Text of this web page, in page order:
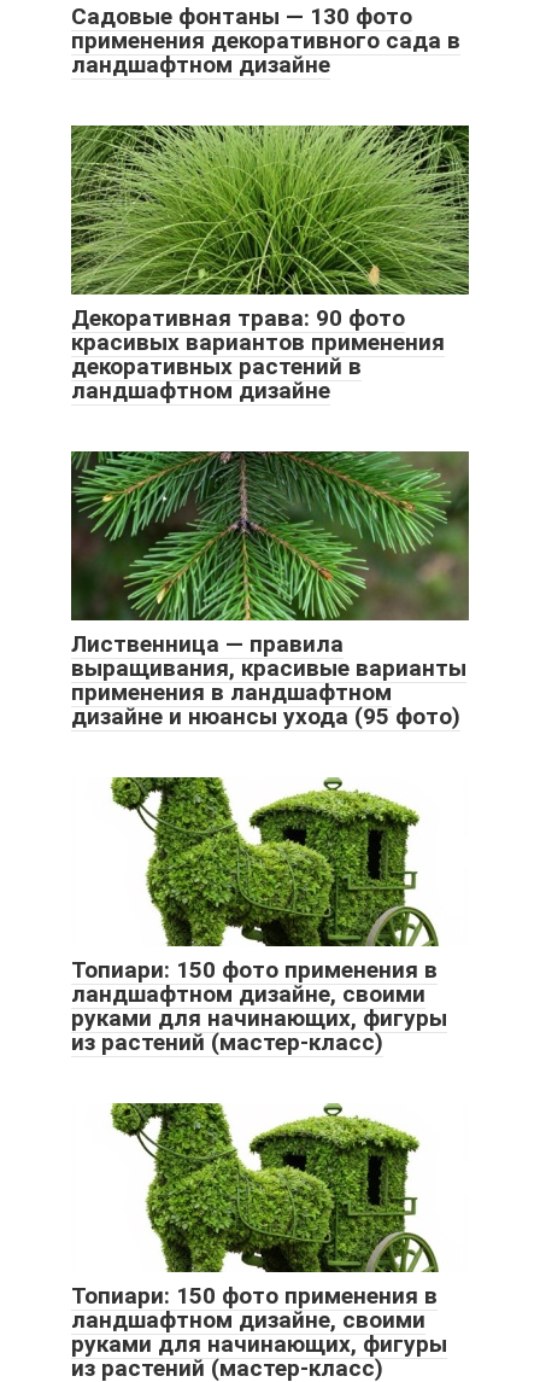
Садовые фонтаны — 130 фото
применения декоративного сада в
ландшафтном дизайне
Декоративная трава: 90 фото
красивых вариантов применения
декоративных растений в
ландшафтном дизайне
Лиственница — правила
выращивания, красивые варианты
применения в ландшафтном
дизайне и нюансы ухода (95 фото)
Топиари: 150 фото применения в
ландшафтном дизайне, своими
руками для начинающих, фигуры
из растений (мастер-класс)
Топиари: 150 фото применения в
ландшафтном дизайне, своими
руками для начинающих, фигуры
из растений (мастер-класс)